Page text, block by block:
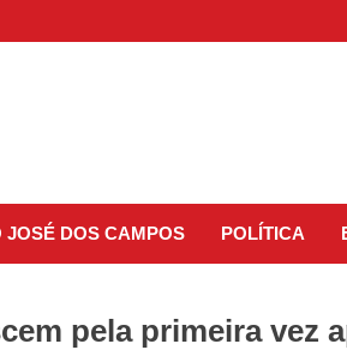
JOSÉ DOS CAMPOS POLÍTICA
pela primeira vez